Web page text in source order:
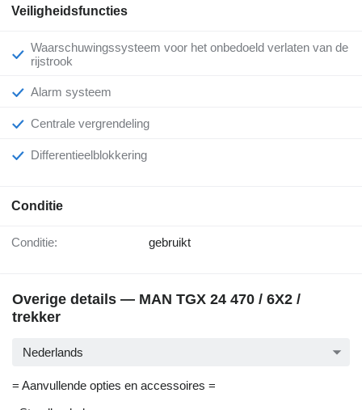
Veiligheidsfuncties
Waarschuwingssysteem voor het onbedoeld verlaten van de
rijstrook
Alarm systeem
Centrale vergrendeling
Differentieelblokkering
Conditie
Conditie: gebruikt
Overige details — MAN TGX 24 470 / 6X2 /
trekker
Nederlands
= Aanvullende opties en accessoires =